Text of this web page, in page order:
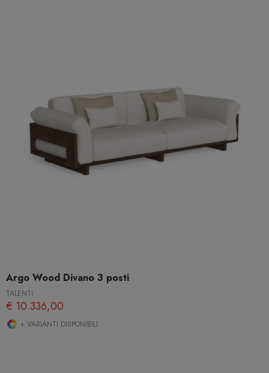
Argo Wood Divano 3 posti
TALENTI
€ 10.336,00
+ VARIANTI DISPONIBILI